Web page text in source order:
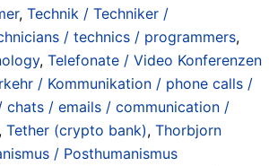
, Technik / Techniker /
/ technics / programmers,
, Telefonate / Video Konferenzen
/ Kommunikation / phone calls /
chats / emails / communication /
, Tether (crypto bank), Thorbjorn
/ Posthumanismus